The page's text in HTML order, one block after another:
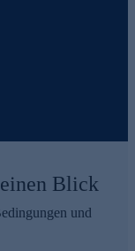
Blick
und